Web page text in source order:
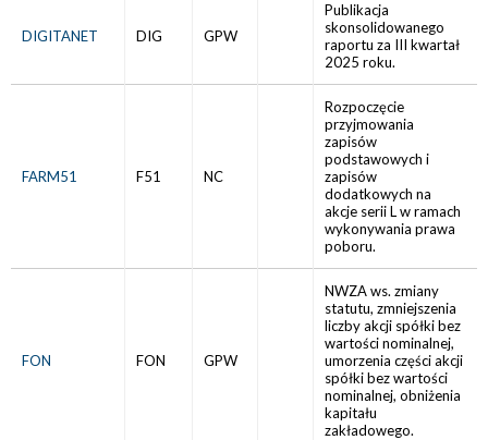
DIGITANET DIG GPW
Publikacja
skonsolidowanego
raportu za III kwartał
2025 roku.
FARM51 F51 NC
Rozpoczęcie
przyjmowania
zapisów
podstawowych i
zapisów
dodatkowych na
akcje serii L w ramach
wykonywania prawa
poboru.
FON FON GPW
NWZA ws. zmiany
statutu, zmniejszenia
liczby akcji spółki bez
wartości nominalnej,
umorzenia części akcji
spółki bez wartości
nominalnej, obniżenia
kapitału
zakładowego.